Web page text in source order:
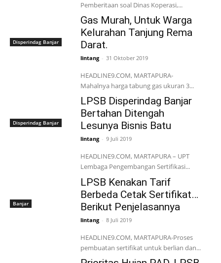
Pemberitaan soal Dinas Koperasi,...
Disperindag Banjar
Gas Murah, Untuk Warga
Kelurahan Tanjung Rema
Darat.
lintang - 31 Oktober 2019
HEADLINE9.COM, MARTAPURA-
Mahalnya harga tabung gas ukuran 3...
Disperindag Banjar
LPSB Disperindag Banjar
Bertahan Ditengah
Lesunya Bisnis Batu
lintang - 9 Juli 2019
HEADLINE9.COM, MARTAPURA – UPT
Lembaga Pengembangan Sertifikasi...
Banjar
LPSB Kenakan Tarif
Berbeda Cetak Sertifikat…
Berikut Penjelasannya
lintang - 8 Juli 2019
HEADLINE9.COM, MARTAPURA-Proses
pembuatan sertifikat untuk berlian dan...